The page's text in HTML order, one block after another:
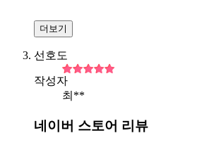
더보기
선호도
작성자
최**
네이버 스토어 리뷰